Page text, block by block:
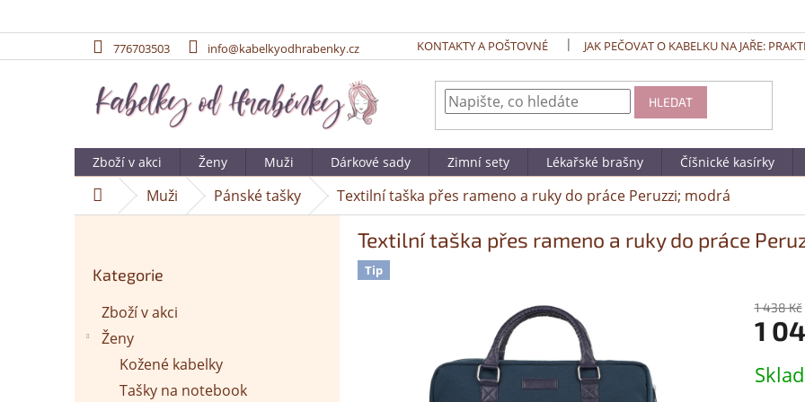
776703503 info@kabelkyodhrabenky.cz KONTAKTY A POŠTOVNÉ JAK PEČOVAT O KABELKU NA JAŘE:
HLEDAT
Zboží v akci Ženy Muži Dárkové sady Zimní sety Lékařské brašny Číšnické kasírky
DomůMuži Pánské tašky Textilní taška přes rameno a ruky do práce Peruzzi; modrá
kategorie
Kategorie
Zboží v akci
Ženy
Kožené kabelky
Tašky na notebook
Textilní taška přes rameno a ruky do práce
Tip
1 438 Kč
1
cena: